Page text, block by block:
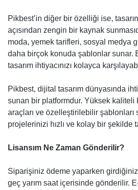
Pikbest’in diğer bir özelliği ise,
açısından zengin bir kaynak
moda, yemek tarifleri, sosyal medya
daha birçok konuda şablonlar sunar.
tasarım ihtiyacınızı kolayca
Pikbest, dijital tasarım dünyasında
sunan bir platformdur. Yüksek kaliteli
araçları ve özelleştirilebilir şablonları
projelerinizi hızlı ve kolay bir şekilde
Lisansım Ne Zaman Gönderilir?
Siparişiniz ödeme yaparken
geç yarım saat içerisinde gönderilir.